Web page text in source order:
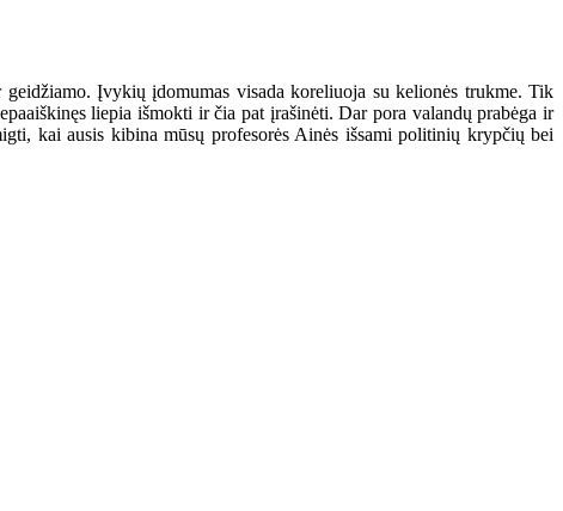
Įvykių įdomumas visada koreliuoja su kelionės trukme. Tik
liepia išmokti ir čia pat įrašinėti. Dar pora valandų prabėga ir
kai ausis kibina mūsų profesorės Ainės išsami politinių krypčių bei